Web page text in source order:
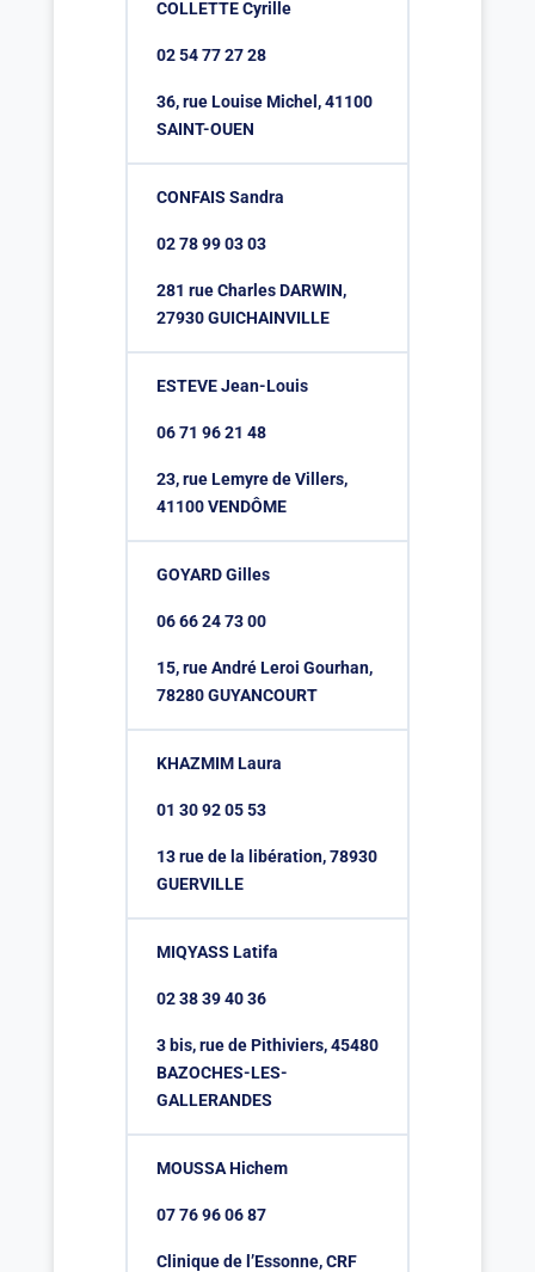
COLLETTE Cyrille
02 54 77 27 28
36, rue Louise Michel, 41100
SAINT-OUEN
CONFAIS Sandra
02 78 99 03 03
281 rue Charles DARWIN,
27930 GUICHAINVILLE
ESTEVE Jean-Louis
06 71 96 21 48
23, rue Lemyre de Villers,
41100 VENDÔME
GOYARD Gilles
06 66 24 73 00
15, rue André Leroi Gourhan,
78280 GUYANCOURT
KHAZMIM Laura
01 30 92 05 53
13 rue de la libération, 78930
GUERVILLE
MIQYASS Latifa
02 38 39 40 36
3 bis, rue de Pithiviers, 45480
BAZOCHES-LES-
GALLERANDES
MOUSSA Hichem
07 76 96 06 87
Clinique de l’Essonne, CRF